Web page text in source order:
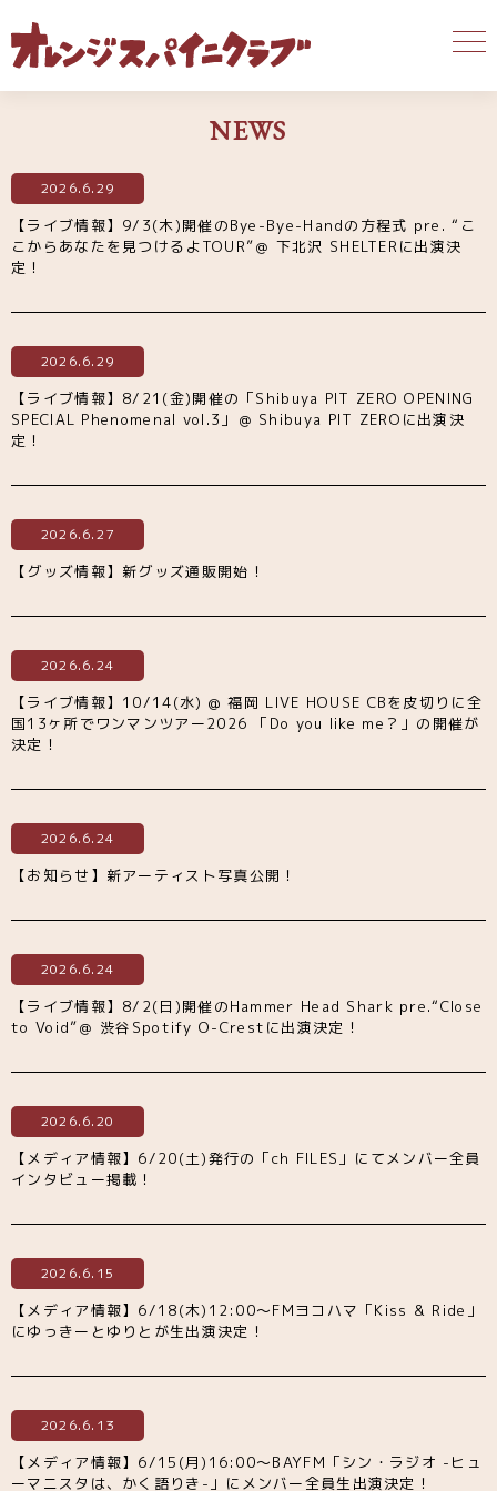
NEWS
2026.6.29
【ライブ情報】9/3(木)開催のBye-Bye-Handの方程式 pre. “こ
こからあなたを見つけるよTOUR”＠ 下北沢 SHELTERに出演決
定！
2026.6.29
【ライブ情報】8/21(金)開催の「Shibuya PIT ZERO OPENING
SPECIAL Phenomenal vol.3」＠ Shibuya PIT ZEROに出演決
定！
2026.6.27
【グッズ情報】新グッズ通販開始！
2026.6.24
【ライブ情報】10/14(水) @ 福岡 LIVE HOUSE CBを皮切りに全
国13ヶ所でワンマンツアー2026 「Do you like me？」の開催が
決定！
2026.6.24
【お知らせ】新アーティスト写真公開！
2026.6.24
【ライブ情報】8/2(日)開催のHammer Head Shark pre.“Close
to Void”＠ 渋谷Spotify O-Crestに出演決定！
2026.6.20
【メディア情報】6/20(土)発行の「ch FILES」にてメンバー全員
インタビュー掲載！
2026.6.15
【メディア情報】6/18(木)12:00〜FMヨコハマ「Kiss & Ride」
にゆっきーとゆりとが生出演決定！
2026.6.13
【メディア情報】6/15(月)16:00〜BAYFM「シン・ラジオ -ヒュ
ーマニスタは、かく語りき-」にメンバー全員生出演決定！